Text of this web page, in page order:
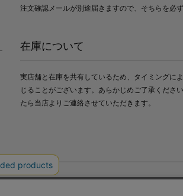
注文確認メールが別途届きますので、そちらを必ず
在庫について
実店舗と在庫を共有しているため、タイミングに
じることがございます。あらかじめご了承くださ
たら当店よりご連絡させていただきます。